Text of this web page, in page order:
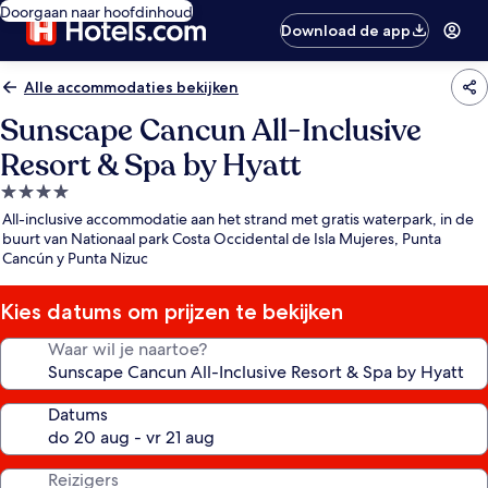
Doorgaan naar hoofdinhoud
Download de app
Alle accommodaties bekijken
Sunscape Cancun All-Inclusive
Resort & Spa by Hyatt
4.0-
sterrenaccommodatie
All-inclusive accommodatie aan het strand met gratis waterpark, in de
buurt van Nationaal park Costa Occidental de Isla Mujeres, Punta
Cancún y Punta Nizuc
Kies datums om prijzen te bekijken
Waar wil je naartoe?
Datums
Reizigers